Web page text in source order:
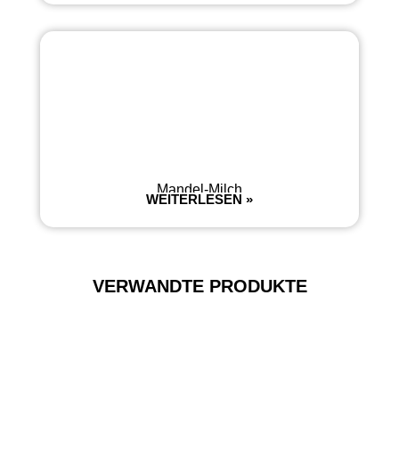
Mandel-Milch
WEITERLESEN »
VERWANDTE PRODUKTE